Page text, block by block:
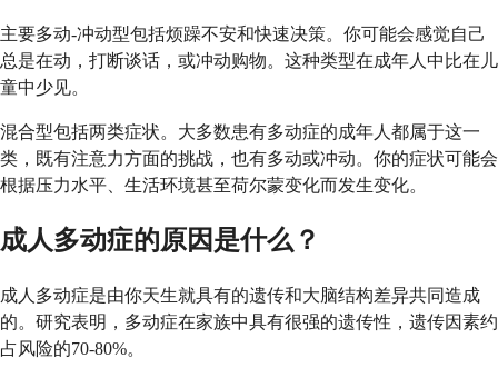
主要多动-冲动型包括烦躁不安和快速决策。你可能会感觉自己
总是在动，打断谈话，或冲动购物。这种类型在成年人中比在儿
童中少见。
混合型包括两类症状。大多数患有多动症的成年人都属于这一
类，既有注意力方面的挑战，也有多动或冲动。你的症状可能会
根据压力水平、生活环境甚至荷尔蒙变化而发生变化。
成人多动症的原因是什么？
成人多动症是由你天生就具有的遗传和大脑结构差异共同造成
的。研究表明，多动症在家族中具有很强的遗传性，遗传因素约
占风险的70-80%。